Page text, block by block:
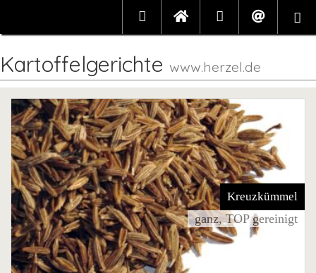
Kartoffelgerichte www.herzel.de
Kreuzkümmel
ganz, TOP gereinigt